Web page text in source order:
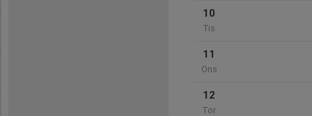
10
Tis
11
Ons
12
Tor